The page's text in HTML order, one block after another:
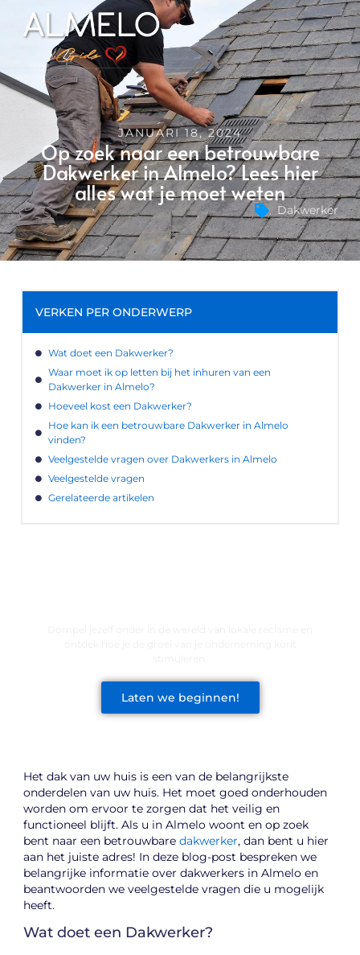
JANUARI 18, 2024
Op zoek naar een betrouwbare
Dakwerker in Almelo? Lees hier
alles wat je moet weten
Dakwerker
Het dak van uw huis is een van de belangrijkste
onderdelen van uw huis. Het moet goed onderhouden
worden om ervoor te zorgen dat het veilig en
functioneel blijft. Als u in Almelo woont en op zoek
bent naar een betrouwbaredakwerker, dan bent u hier
aan het juiste adres! In deze blog-post bespreken we
belangrijke informatie over dakwerkers in Almelo en
beantwoorden we veelgestelde vragen die u mogelijk
heeft.
Wat doet een Dakwerker?
VERKEN PER ONDERWERP
Wat doet een Dakwerker?
Waar moet ik op letten bij het inhuren van een
Dakwerker in Almelo?
Hoeveel kost een Dakwerker?
Hoe kan ik een betrouwbare Dakwerker in Almelo
vinden?
Veelgestelde vragen over Dakwerkers in Almelo
Veelgestelde vragen
Gerelateerde artikelen
Laten we beginnen!